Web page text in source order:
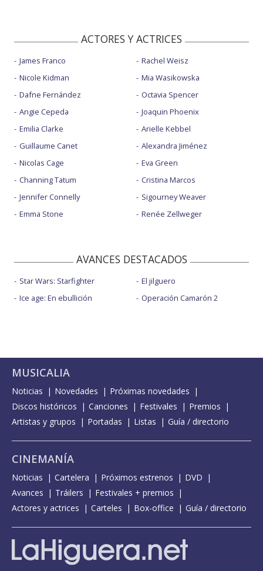
ACTORES Y ACTRICES
James Franco
Nicole Kidman
Dafne Fernández
Angie Cepeda
Emilia Clarke
Guillaume Canet
Nicolas Cage
Channing Tatum
Jennifer Connelly
Emma Stone
Rachel Weisz
Mia Wasikowska
Octavia Spencer
Joaquin Phoenix
Arielle Kebbel
Alexandra Jiménez
Eva Green
Cristina Marcos
Sigourney Weaver
Renée Zellweger
AVANCES DESTACADOS
Star Wars: Starfighter
Ice age: En ebullición
El jilguero
Operación Camarón 2
MUSICALIA
Noticias Novedades
Próximas novedades
Discos históricos
Canciones Festivales
Premios
Artistas y grupos
Portadas Listas Guía / directorio
CINEMANÍA
Noticias Cartelera Próximos estrenos
DVD
Avances
Tráilers
Festivales + premios
Actores y actrices
Carteles Box-office Guía / directorio